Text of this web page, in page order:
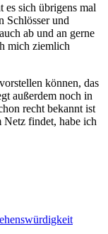
es sich übrigens mal
Schlösser und
ab und an gerne
mich ziemlich
können, das
außerdem noch in
recht bekannt ist
findet, habe ich